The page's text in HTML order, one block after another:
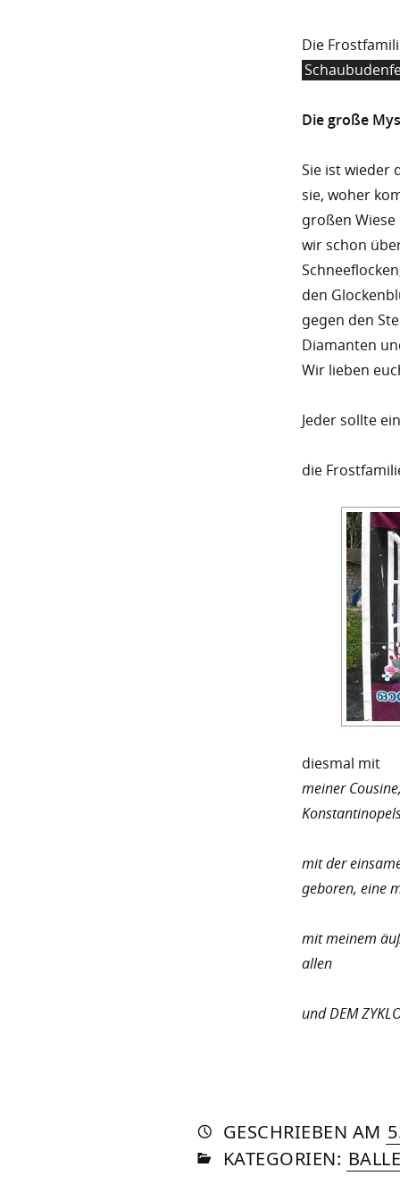
Die
Die große
Sie ist wieder
sie, woher
großen
wir schon
den
gegen den
Diamanten
Wir lieben
Jeder sollte
die
diesmal mit
meiner
mit der
geboren, eine
mit meinem
allen
und DEM
GESCHRIEBEN VON
AM
IN
KATEGORIEN: